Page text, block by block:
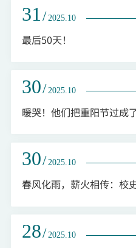
31 / 2025.10
最后50天！
30/ 2025.10
暖哭！他们把重阳节过成
30/ 2025.10
春风化雨，薪火相传：校
28/ 2025.10